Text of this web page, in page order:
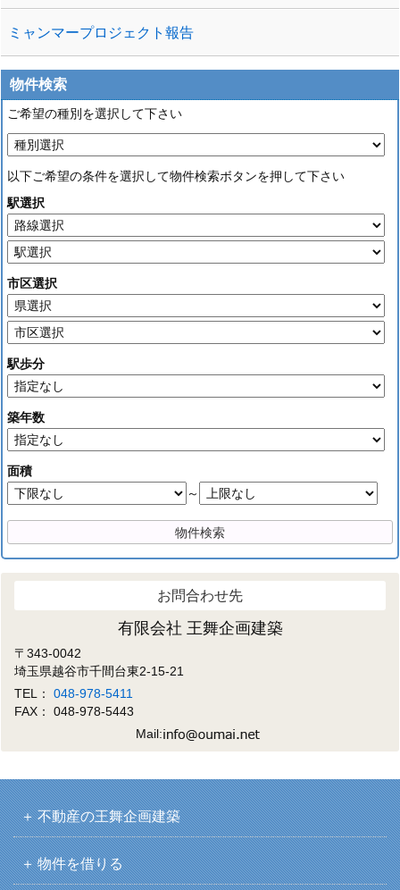
ミャンマープロジェクト報告
物件検索
ご希望の種別を選択して下さい
以下ご希望の条件を選択して物件検索ボタンを押して下さい
駅選択
市区選択
駅歩分
築年数
面積
～
お問合わせ先
有限会社 王舞企画建築
〒343-0042
埼玉県越谷市千間台東2-15-21
TEL：048-978-5411
FAX： 048-978-5443
Mail:
不動産の王舞企画建築
物件を借りる